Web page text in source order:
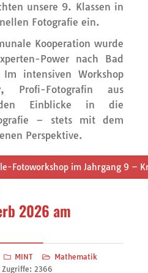
unsere 9. Klassen in
Fotografie ein.
Kooperation wurde
Power nach Bad
intensiven Workshop
Profi-Fotografin aus
Einblicke in die
– stets mit dem
Perspektive.
Fotoworkshop im Jahrgang 9 –
2026 am
MINT
Mathematik
Zugriffe: 2366